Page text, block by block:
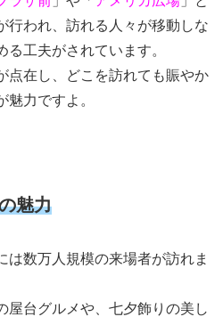
行われ、訪れる人々が移動しな
工夫がされています。
点在し、どこを訪れても賑やか
力ですよ。
魅力
は数万人規模の来場者が訪れま
屋台グルメや、七夕飾りの美し